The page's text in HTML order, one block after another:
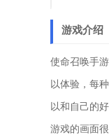
游戏介绍
使命召唤手
以体验，每
以和自己的
游戏的画面